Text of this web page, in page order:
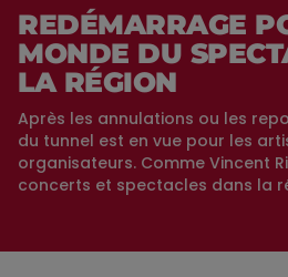
REDÉMARRAGE
MONDE DU
LA RÉGION
Après les annulations ou les
du tunnel est en vue pour les
organisateurs. Comme Vincent
concerts et spectacles dans la